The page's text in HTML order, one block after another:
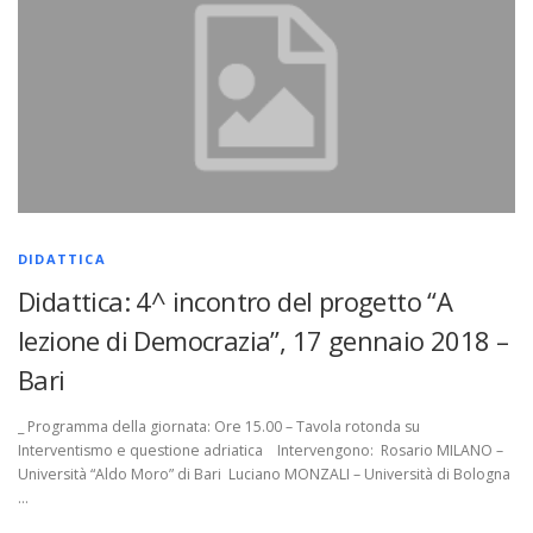
DIDATTICA
Didattica: 4^ incontro del progetto “A
lezione di Democrazia”, 17 gennaio 2018 –
Bari
_ Programma della giornata: Ore 15.00 – Tavola rotonda su
Interventismo e questione adriatica Intervengono: Rosario MILANO –
Università “Aldo Moro” di Bari Luciano MONZALI – Università di Bologna
…